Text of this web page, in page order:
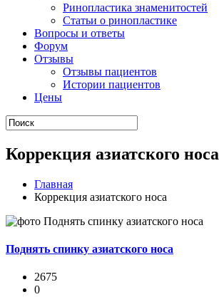
Ринопластика знаменитостей
Статьи о ринопластике
Вопросы и ответы
Форум
Отзывы
Отзывы пациентов
Истории пациентов
Цены
Коррекция азиатского носа
Главная
Коррекция азиатского носа
Поднять спинку азиатского носа
2675
0